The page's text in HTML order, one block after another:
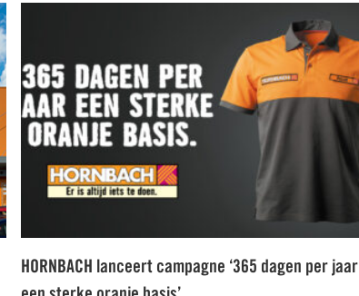
HORNBACH lanceert campagne ‘365 dagen per jaar